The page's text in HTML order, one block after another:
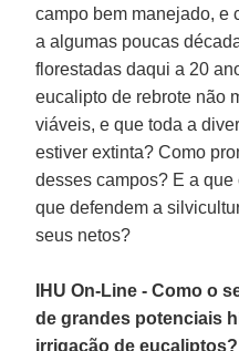
campo bem manejado, e
a algumas poucas
florestadas daqui a 20
eucalipto de rebrote não
viáveis, e que toda a
estiver extinta? Como
desses campos? E a
que defendem a
seus netos?
IHU On-Line - Como o
de grandes potenciais
irrigação de